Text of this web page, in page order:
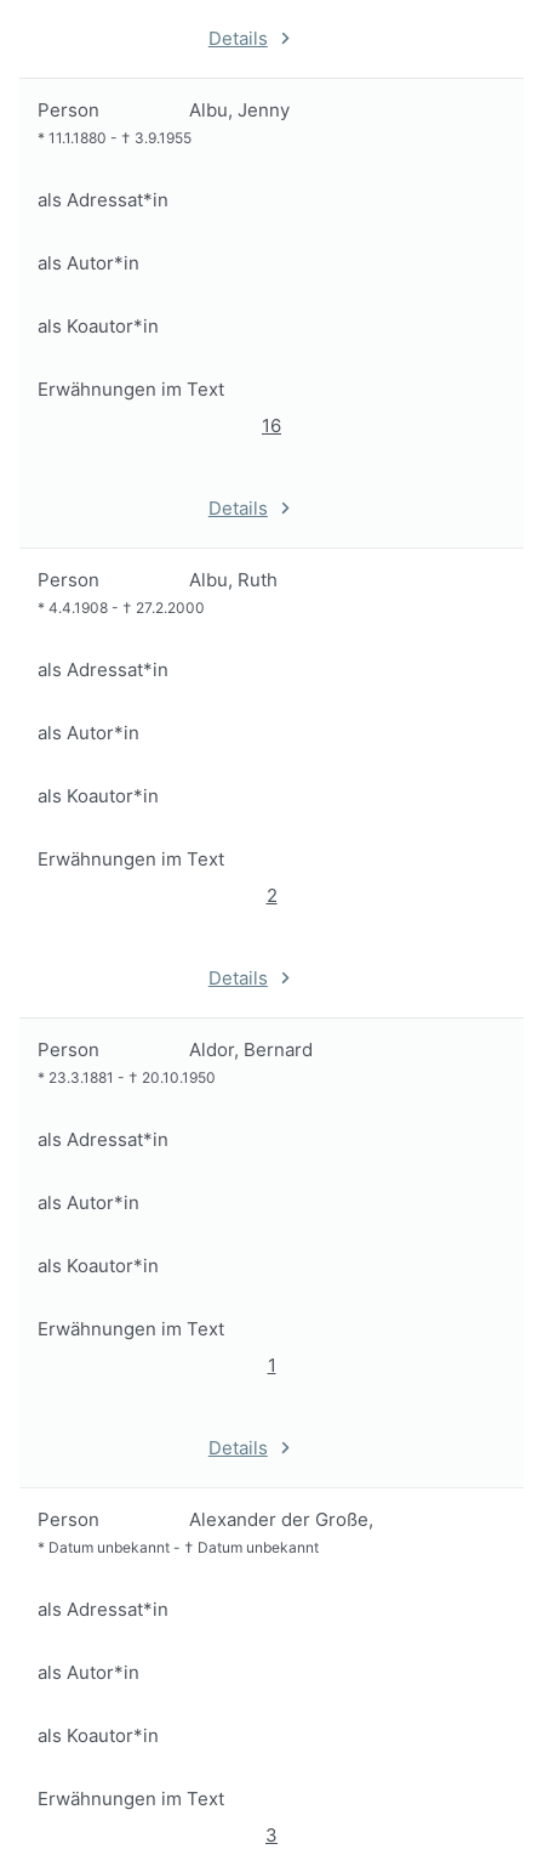
Details
Person Albu, Jenny
* 11.1.1880 - † 3.9.1955
als Adressat*in
als Autor*in
als Koautor*in
Erwähnungen im Text
16
Details
Person Albu, Ruth
* 4.4.1908 - † 27.2.2000
als Adressat*in
als Autor*in
als Koautor*in
Erwähnungen im Text
2
Details
Person Aldor, Bernard
* 23.3.1881 - † 20.10.1950
als Adressat*in
als Autor*in
als Koautor*in
Erwähnungen im Text
1
Details
Person Alexander der Große,
* Datum unbekannt - † Datum unbekannt
als Adressat*in
als Autor*in
als Koautor*in
Erwähnungen im Text
3